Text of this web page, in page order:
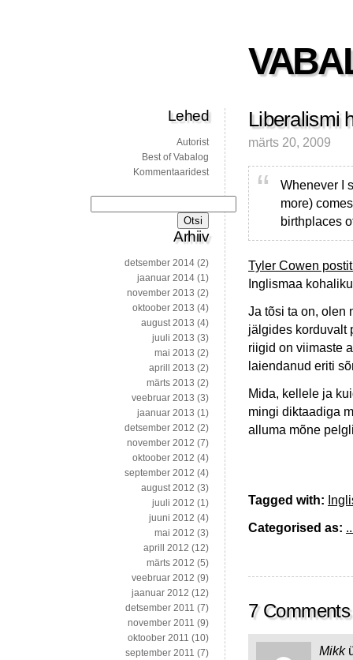
Liberalismi
märts 20, 2009
Whenever I
more)
birthplaces
Tyler Cowen
Inglismaa
Ja tõsi ta on, olen
jälgides korduvalt
riigid on viimaste
laiendanud eriti
Mida, kellele ja
mingi diktaadiga
alluma mõne
Tagged with:
Categorised as:
7 Comments
Mikk
Lehed
Autorist
Best of Vabalog
Kommentaaridest
Arhiiv
detsember 2014 (2)
jaanuar 2014 (1)
november 2013 (2)
oktoober 2013 (4)
august 2013 (4)
juuli 2013 (3)
mai 2013 (2)
aprill 2013 (2)
märts 2013 (2)
veebruar 2013 (3)
jaanuar 2013 (1)
detsember 2012 (2)
november 2012 (7)
oktoober 2012 (4)
september 2012 (4)
august 2012 (3)
juuli 2012 (1)
juuni 2012 (4)
mai 2012 (3)
aprill 2012 (12)
märts 2012 (5)
veebruar 2012 (9)
jaanuar 2012 (12)
detsember 2011 (7)
november 2011 (9)
oktoober 2011 (10)
september 2011 (7)